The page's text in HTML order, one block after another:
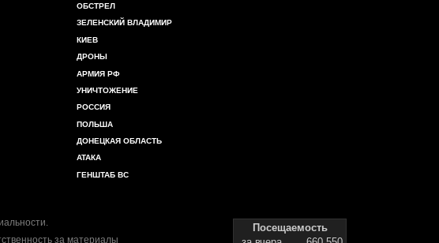
ОБСТРЕЛ
ЗЕЛЕНСКИЙ ВЛАДИМИР
КИЕВ
ДРОНЫ
АРМИЯ РФ
УНИЧТОЖЕНИЕ
РОССИЯ
ПОЛЬША
ДОНЕЦКАЯ ОБЛАСТЬ
АТАКА
ГЕНШТАБ ВС
.
за материалы
Посещаемость